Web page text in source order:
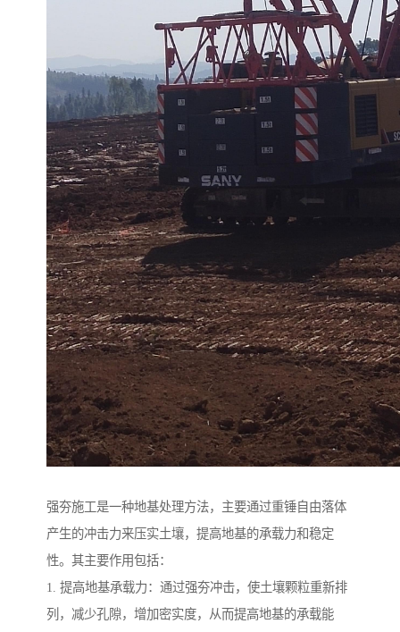
强夯施工是一种地基处理方法，主要通过重锤自由落体
产生的冲击力来压实土壤，提高地基的承载力和稳定
性。其主要作用包括：
1. 提高地基承载力：通过强夯冲击，使土壤颗粒重新排
列，减少孔隙，增加密实度，从而提高地基的承载能